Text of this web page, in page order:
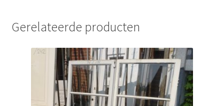
Gerelateerde producten